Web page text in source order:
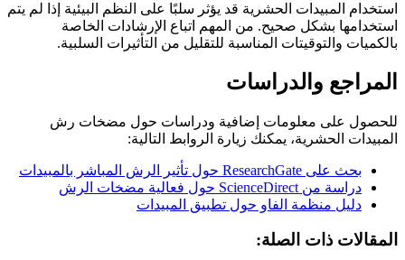
استخدام المبيدات الحشرية قد يؤثر سلبًا على النظم البيئية إذا لم يتم
استخدامها بشكل صحيح. من المهم اتباع الإرشادات الخاصة
بالكميات والتوقيتات المناسبة للتقليل من التأثيرات السلبية.
المراجع والدراسات
للحصول على معلومات إضافية ودراسات حول مضخات رش
المبيدات الحشرية، يمكنك زيارة الروابط التالية:
بحث على ResearchGate حول تأثير الرش المباشر بالمبيدات
دراسة من ScienceDirect حول فعالية مضخات الرش
دليل منظمة الفاو حول تطبيق المبيدات
المقالات ذات الصلة: